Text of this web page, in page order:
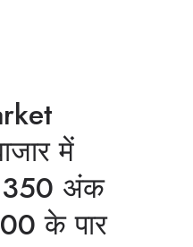
में
350 अंक
के पार